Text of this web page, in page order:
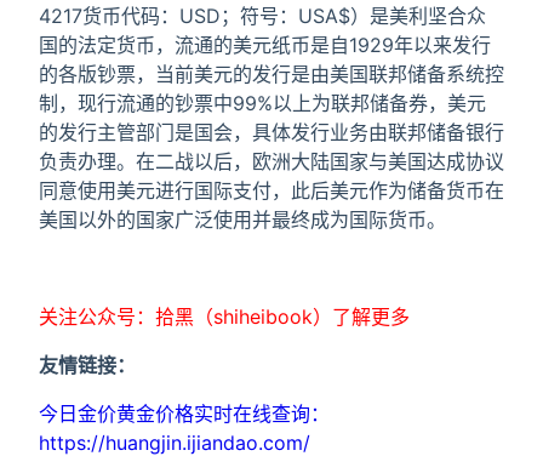
4217货币代码：USD；符号：USA$）是美利坚合众
国的法定货币，流通的美元纸币是自1929年以来发行
的各版钞票，当前美元的发行是由美国联邦储备系统控
制，现行流通的钞票中99%以上为联邦储备券，美元
的发行主管部门是国会，具体发行业务由联邦储备银行
负责办理。在二战以后，欧洲大陆国家与美国达成协议
同意使用美元进行国际支付，此后美元作为储备货币在
美国以外的国家广泛使用并最终成为国际货币。
关注公众号：拾黑（shiheibook）了解更多
友情链接：
今日金价黄金价格实时在线查询：
https://huangjin.ijiandao.com/